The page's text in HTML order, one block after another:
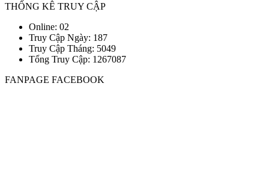
THỐNG KÊ TRUY CẬP
Online: 02
Truy Cập Ngày: 187
Truy Cập Tháng: 5049
Tổng Truy Cập: 1 267087
FANPAGE FACEBOOK